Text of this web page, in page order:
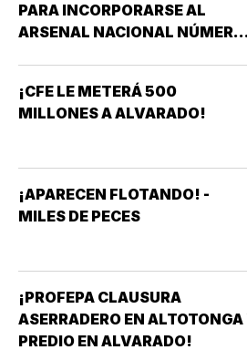
PARA INCORPORARSE AL
ARSENAL NACIONAL NÚMERO
¡CFE LE METERÁ 500
MILLONES A ALVARADO!
¡APARECEN FLOTANDO! -
MILES DE PECES
¡PROFEPA CLAUSURA
ASERRADERO EN ALTOTONGA
PREDIO EN ALVARADO!